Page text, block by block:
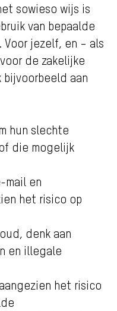
sowieso wijs is
van bepaalde
jezelf, en – als
de zakelijke
bijvoorbeeld aan
hun slechte
die mogelijk
mail en
het risico op
denk aan
en illegale
het risico